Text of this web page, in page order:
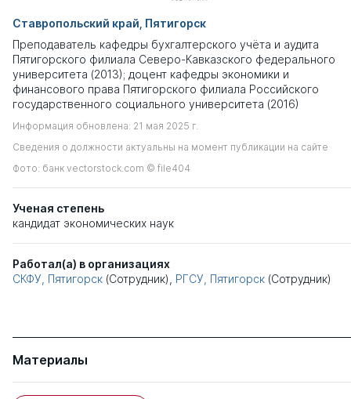
Ставропольский край, Пятигорск
Преподаватель кафедры бухгалтерского учёта и аудита
Пятигорского филиала Северо-Кавказского федерального
университета (2013); доцент кафедры экономики и
финансового права Пятигорского филиала Российского
государственного социального университета (2016)
Информация обновлена: 21 мая 2025 г.
Сведения о должности актуальны на момент публикации на сайте
Фото: банк vectorstock.com © file404
Ученая степень
кандидат экономических наук
Работал(а) в организациях
СКФУ, Пятигорск (Сотрудник), РГСУ, Пятигорск (Сотрудник)
Материалы